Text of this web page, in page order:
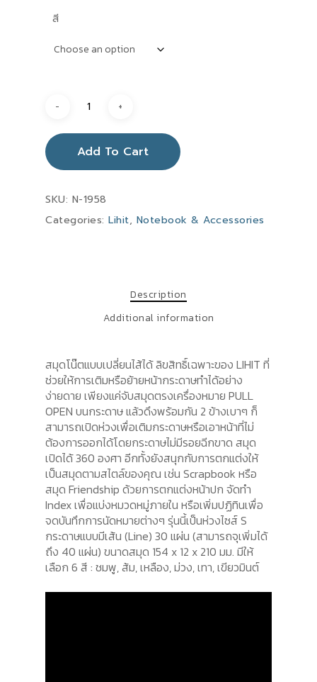
สี
Add To Cart
SKU: N-1958
Categories: Lihit, Notebook & Accessories
Description
Additional information
สมุดโน๊ตแบบเปลี่ยนไส้ได้ ลิขสิทธิ์เฉพาะของ LIHIT ที่
ช่วยให้การเติมหรือย้ายหน้ากระดาษทำได้อย่าง
ง่ายดาย เพียงแค่จับสมุดตรงเครื่องหมาย PULL
OPEN บนกระดาษ แล้วดึงพร้อมกัน 2 ข้างเบาๆ ก็
สามารถเปิดห่วงเพื่อเติมกระดาษหรือเอาหน้าที่ไม่
ต้องการออกได้โดยกระดาษไม่มีรอยฉีกขาด สมุด
เปิดได้ 360 องศา อีกทั้งยังสนุกกับการตกแต่งให้
เป็นสมุดตามสไตล์ของคุณ เช่น Scrapbook หรือ
สมุด Friendship ด้วยการตกแต่งหน้าปก จัดทำ
Index เพื่อแบ่งหมวดหมู่ภายใน หรือเพิ่มปฏิทินเพื่อ
จดบันทึกการนัดหมายต่างๆ รุ่นนี้เป็นห่วงไซส์ S
กระดาษแบบมีเส้น (Line) 30 แผ่น (สามารถจุเพิ่มได้
ถึง 40 แผ่น) ขนาดสมุด 154 x 12 x 210 มม. มีให้
เลือก 6 สี : ชมพู, ส้ม, เหลือง, ม่วง, เทา, เขียวมินต์